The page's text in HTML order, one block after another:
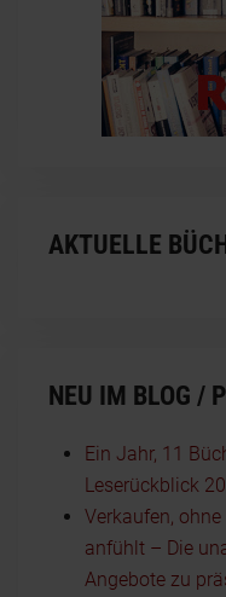
AKTUELLE
NEU IM BLOG /
Ein Jahr, 11
Leserückblick
Verkaufen,
anfühlt – Die
Angebote zu